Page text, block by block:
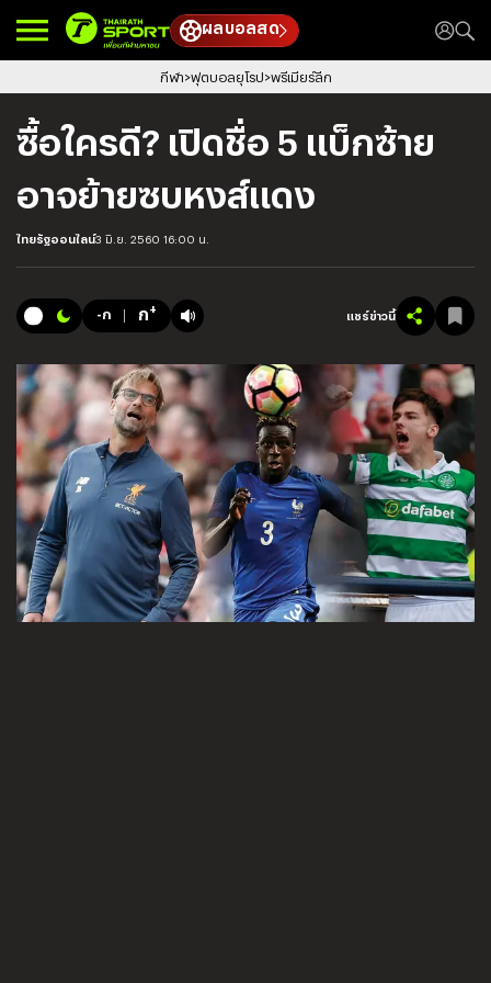
ผลบอลสด
กีฬา ฟุตบอลยุโรป พรีเมียร์ลีก
ซื้อใครดี? เปิดชื่อ 5 แบ็กซ้าย
อาจย้ายซบหงส์แดง
ไทยรัฐออนไลน์3 มิ.ย. 2560 16:00 น.
-ก ก+ แชร์ข่าวนี้